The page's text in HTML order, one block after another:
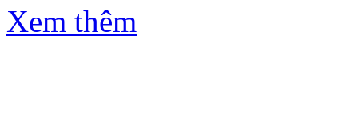
Xem thêm